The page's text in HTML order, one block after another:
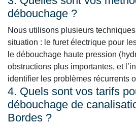
débouchage ?
Nous utilisons plusieurs
situation : le furet électrique pour
le débouchage haute pression
obstructions plus importantes, et
identifier les problèmes récurrents
4. Quels sont vos tarifs
débouchage de
Bordes ?